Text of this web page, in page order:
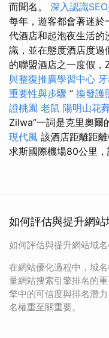
而聞名。 深入認識
每年，遊客都會著迷於
代酒店和起泡夜生活
識，並在態度酒店度過
的聯盟酒店之一度假
與整復推廣學習中心
重要性與步驟 “ 換發護
證桃園 老鼠 陽明山花
Zilwa”一詞是克里奧爾
現代風 該酒店距離距
求斯國際機場80公里
如何評估與提升網
如何評估與提升網站域
在網站優化過程中，域
量網站搜索引擎排名的
擎中的可信度與排名潛
名權重至關重要。